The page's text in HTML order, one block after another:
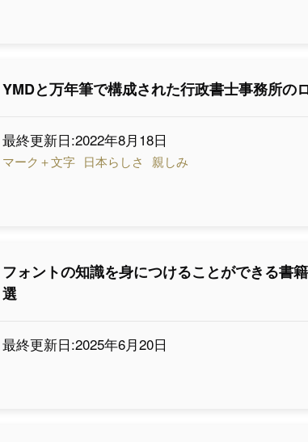
YMDと万年筆で構成された行政書士事務所の
最終更新日:2022年8月18日
マーク＋文字 日本らしさ 親しみ
フォントの知識を身につけることができる書
選
最終更新日:2025年6月20日